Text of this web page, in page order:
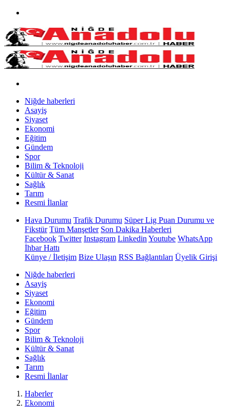
Niğde haberleri
Asayiş
Siyaset
Ekonomi
Eğitim
Gündem
Spor
Bilim & Teknoloji
Kültür & Sanat
Sağlık
Tarım
Resmi İlanlar
Hava Durumu Trafik Durumu Süper Lig Puan Durumu ve
Fikstür Tüm Manşetler Son Dakika Haberleri
Facebook Twitter Instagram Linkedin Youtube WhatsApp
İhbar Hattı
Künye / İletişim Bize Ulaşın RSS Bağlantıları Üyelik Girişi
Niğde haberleri
Asayiş
Siyaset
Ekonomi
Eğitim
Gündem
Spor
Bilim & Teknoloji
Kültür & Sanat
Sağlık
Tarım
Resmi İlanlar
Haberler
Ekonomi